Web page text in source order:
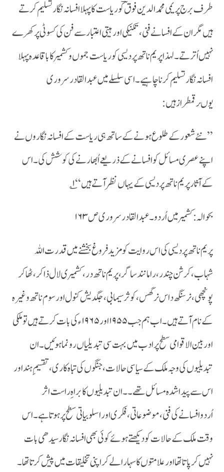
طرف برج پریمی محمد الدین فوق ؔ کوریاست کا پہلا افسانہ نگار تسلیم کرتے
ہیں مگر ان کے افسانے فنی ،تکنیکی اور ہیتی اعتبار سے فن کی کسوٹی پر کھرے
نہیں اُترتے ۔لہذا پریم ناتھ پردیسی کو ریاست جموں و کشمیر کا باقاعدہ پہلا
افسانہ نگار تسلیم کرنا چاہیے ۔ اسی سلسلے میں عبدالقادر سروری
یوںرقمطراز ہیں :
’’نئے شعور کے طلوع ہونے کے ساتھ ہی ریاست کے افسانہ نگاروں نے
اپنے عصری مسائل کو افسانے کے ذریعے اُبھارنے کی کوشش کی ۔اس
کے آثار پریم ناتھ پردیسی کے یہاں نظر آتے ہیں ‘‘۱؎
بحوالہ : کشمیر میں اُردو ۔عبدالقادر سروری ص ۱۶۳
پریم ناتھ پردیسی کی اس روایت کو مزید فروغ بخشنے میں قدرت اللہ
شہاب،کرشن چندر ،رامانند ساگر ،پریم ناتھ در ،کشمیری لال ذاکر ،ٹھاکر
پونچھی ،نر سنگھ داس نرگس ،کوثر سیمابی ،جگدیش کنول اور سوم ناتھ وغیرہ
کے نام آتے ہیں ۔ اب ہم جب ۱۹۵۵ اور ۱۹۶۵ ء کی بات کرتے ہیں تو ملکی
اور بین الاقوامی سطح پر ادب میں بہت سی تبدیلیاں رونما ہوئیں ۔ ان
تبدیلیوں کی وجہ ملک کے سیاسی حالات ،جنگوں کی تباہ کاری ،تقسیم ِ ہند اور
اس سے پیدا شدہ مسائل تھے ۔۔ان تبدیلیوں کا براہ ِ راست اثر
اُردوافسانے کی فنی ،موضوعاتی ،فکری اور اسلوبیاتی سطح پر ہوتا ہے ۔اس
وقت ملک کے حالات کو دیکھتے ہوئے کوئی بھی افسانہ نگار سیدھی بات
نہیں کر پاتا تھا اور علامتوں کا سہارا لے کر اپنی تخلیقات میں پیش کرتا تھا ۔